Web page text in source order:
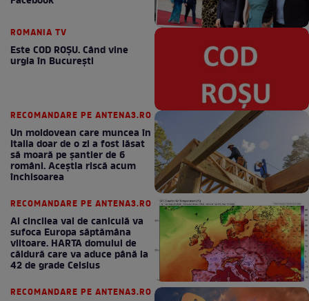
ROMANIA TV
Este COD ROŞU. Când vine
urgia în Bucureşti
RECOMANDARE PE ANTENA3.RO
Un moldovean care muncea în
Italia doar de o zi a fost lăsat
să moară pe şantier de 6
români. Aceștia riscă acum
închisoarea
RECOMANDARE PE ANTENA3.RO
Al cincilea val de caniculă va
sufoca Europa săptămâna
viitoare. HARTA domului de
căldură care va aduce până la
42 de grade Celsius
RECOMANDARE PE ANTENA3.RO